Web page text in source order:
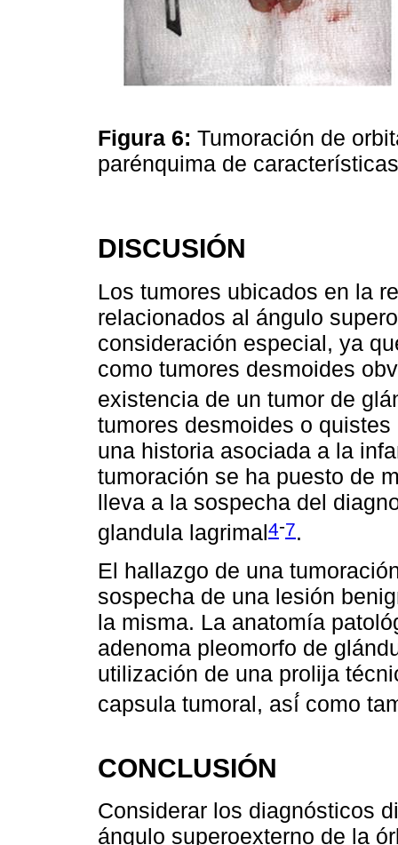
Figura 6: Tumoración de
parénquima de
DISCUSIÓN
Los tumores ubicados en la
relacionados al ángulo
consideración especial, ya
como tumores desmoides
existencia de un tumor de
tumores desmoides o
una historia asociada a la
tumoración se ha puesto de
lleva a la sospecha del
glandula lagrimal4-7.
El hallazgo de una
sospecha de una lesión
la misma. La anatomía
adenoma pleomorfo de
utilización de una prolija
capsula tumoral, así́ como
CONCLUSIÓN
Considerar los diagnósticos
ángulo superoexterno de la